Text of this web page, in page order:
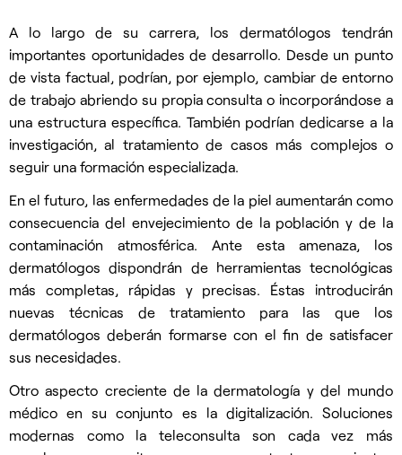
A lo largo de su carrera, los dermatólogos tendrán
importantes oportunidades de desarrollo. Desde un punto
de vista factual, podrían, por ejemplo, cambiar de entorno
de trabajo abriendo su propia consulta o incorporándose a
una estructura específica. También podrían dedicarse a la
investigación, al tratamiento de casos más complejos o
seguir una formación especializada.
En el futuro, las enfermedades de la piel aumentarán como
consecuencia del envejecimiento de la población y de la
contaminación atmosférica. Ante esta amenaza, los
dermatólogos dispondrán de herramientas tecnológicas
más completas, rápidas y precisas. Éstas introducirán
nuevas técnicas de tratamiento para las que los
dermatólogos deberán formarse con el fin de satisfacer
sus necesidades.
Otro aspecto creciente de la dermatología y del mundo
médico en su conjunto es la digitalización. Soluciones
modernas como la teleconsulta son cada vez más